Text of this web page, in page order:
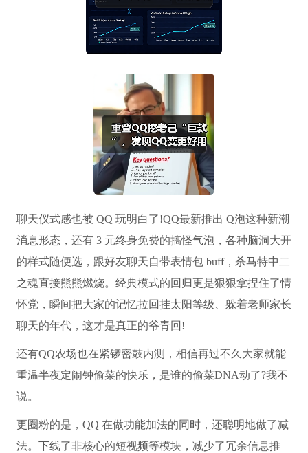
聊天仪式感也被 QQ 玩明白了!QQ最新推出 Q泡这种新潮
消息形态，还有 3 元终身免费的搞怪气泡，各种脑洞大开
的样式随便选，跟好友聊天自带表情包 buff，杀马特中二
之魂直接熊熊燃烧。经典模式的回归更是狠狠拿捏住了情
怀党，瞬间把大家的记忆拉回挂太阳等级、躲着老师家长
聊天的年代，这才是真正的爷青回!
还有QQ农场也在紧锣密鼓内测，相信再过不久大家就能
重温半夜定闹钟偷菜的快乐，是谁的偷菜DNA动了?我不
说。
更圈粉的是，QQ 在做功能加法的同时，还聪明地做了减
法。下线了非核心的短视频等模块，减少了冗余信息推